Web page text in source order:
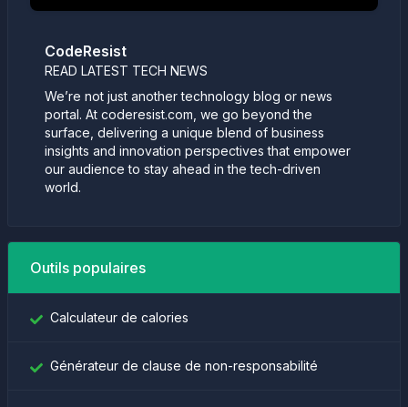
CodeResist
READ LATEST TECH NEWS
We’re not just another technology blog or news
portal. At coderesist.com, we go beyond the
surface, delivering a unique blend of business
insights and innovation perspectives that empower
our audience to stay ahead in the tech-driven
world.
Outils populaires
Calculateur de calories
Générateur de clause de non-responsabilité